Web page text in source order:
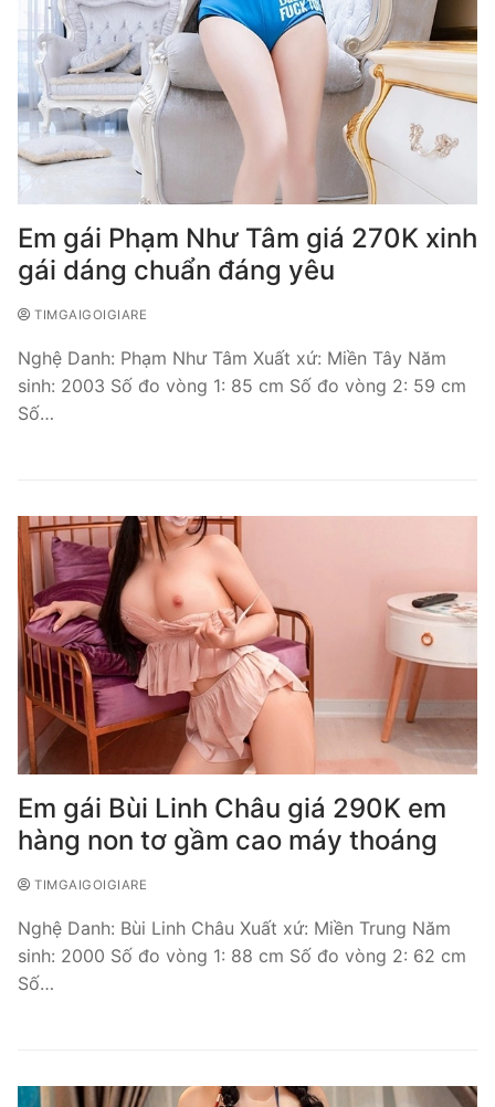
Em gái Phạm Như Tâm giá 270K xinh
gái dáng chuẩn đáng yêu
TIMGAIGOIGIARE
Nghệ Danh: Phạm Như Tâm Xuất xứ: Miền Tây Năm
sinh: 2003 Số đo vòng 1: 85 cm Số đo vòng 2: 59 cm
Số…
Em gái Bùi Linh Châu giá 290K em
hàng non tơ gầm cao máy thoáng
TIMGAIGOIGIARE
Nghệ Danh: Bùi Linh Châu Xuất xứ: Miền Trung Năm
sinh: 2000 Số đo vòng 1: 88 cm Số đo vòng 2: 62 cm
Số…